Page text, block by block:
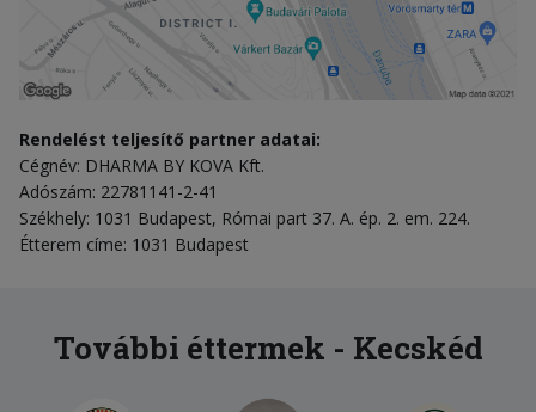
Rendelést teljesítő partner adatai:
Cégnév: DHARMA BY KOVA Kft.
Adószám: 22781141-2-41
Székhely: 1031 Budapest, Római part 37. A. ép. 2. em. 224.
Étterem címe: 1031 Budapest
További éttermek - Kecskéd